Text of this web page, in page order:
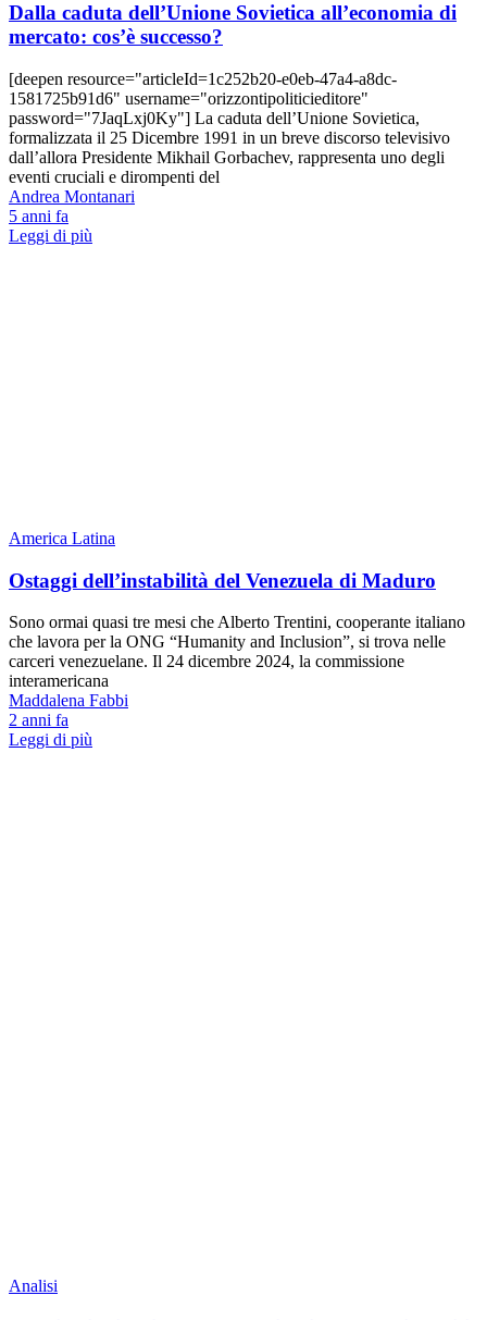
Dalla caduta dell’Unione Sovietica all’economia di
mercato: cos’è successo?
[deepen resource="articleId=1c252b20-e0eb-47a4-a8dc-
1581725b91d6" username="orizzontipoliticieditore"
password="7JaqLxj0Ky"] La caduta dell’Unione Sovietica,
formalizzata il 25 Dicembre 1991 in un breve discorso televisivo
dall’allora Presidente Mikhail Gorbachev, rappresenta uno degli
eventi cruciali e dirompenti del
Andrea Montanari
5 anni fa
Leggi di più
America Latina
Ostaggi dell’instabilità del Venezuela di Maduro
Sono ormai quasi tre mesi che Alberto Trentini, cooperante italiano
che lavora per la ONG “Humanity and Inclusion”, si trova nelle
carceri venezuelane. Il 24 dicembre 2024, la commissione
interamericana
Maddalena Fabbi
2 anni fa
Leggi di più
Analisi